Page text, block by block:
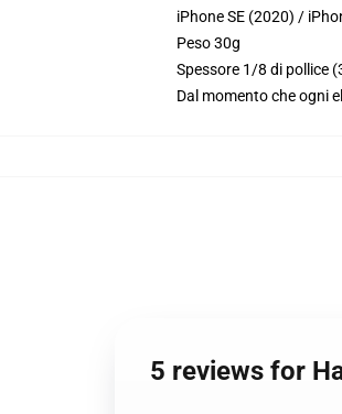
iPhone SE (2020) /
Peso 30g
Spessore 1/8 di pollice
Dal momento che ogni
5 reviews for